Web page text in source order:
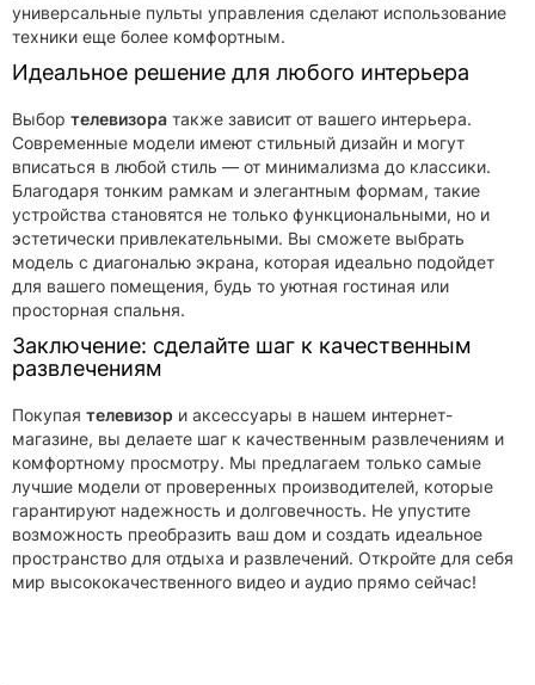
универсальные пульты управления сделают использование
техники еще более комфортным.
Идеальное решение для любого интерьера
Выбор телевизора также зависит от вашего интерьера.
Современные модели имеют стильный дизайн и могут
вписаться в любой стиль — от минимализма до классики.
Благодаря тонким рамкам и элегантным формам, такие
устройства становятся не только функциональными, но и
эстетически привлекательными. Вы сможете выбрать
модель с диагональю экрана, которая идеально подойдет
для вашего помещения, будь то уютная гостиная или
просторная спальня.
Заключение: сделайте шаг к качественным
развлечениям
Покупая телевизор и аксессуары в нашем интернет-
магазине, вы делаете шаг к качественным развлечениям и
комфортному просмотру. Мы предлагаем только самые
лучшие модели от проверенных производителей, которые
гарантируют надежность и долговечность. Не упустите
возможность преобразить ваш дом и создать идеальное
пространство для отдыха и развлечений. Откройте для себя
мир высококачественного видео и аудио прямо сейчас!